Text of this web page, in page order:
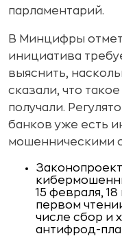
парламентарий.
В Минцифры
инициатива
выяснить,
сказали, что
получали.
банков уже есть
мошенническими
15 февраля,
первом
числе сбор и
антифрод-